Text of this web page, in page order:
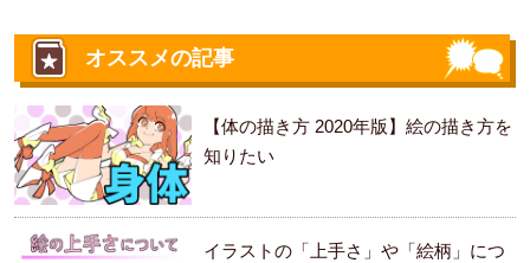
オススメの記事
【体の描き方 2020年版】絵の描き方を
知りたい
イラストの「上手さ」や「絵柄」につ